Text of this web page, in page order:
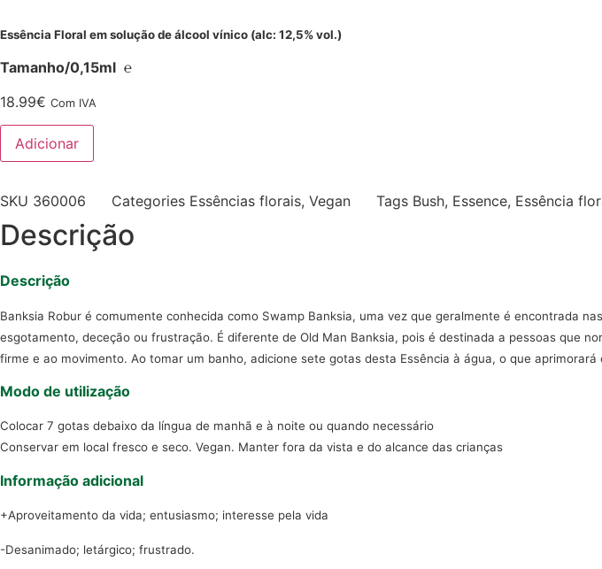
Essência Floral em solução de álcool vínico (alc: 12,5% vol.)
Tamanho/0,15ml ℮
18.99€ Com IVA
Quantidade
de
BANKSIA
Adicionar
SKU 360006 Categories Essências florais, Vegan Tags Bush, Essence, Essência
Descrição
Descrição
Banksia Robur é comumente conhecida como Swamp Banksia, uma vez que geralmente é encontrada
esgotamento, deceção ou frustração. É diferente de Old Man Banksia, pois é destinada a pessoas que
firme e ao movimento. Ao tomar um banho, adicione sete gotas desta Essência à água, o que
Modo de utilização
Colocar 7 gotas debaixo da língua de manhã e à noite ou quando necessário
Conservar em local fresco e seco. Vegan. Manter fora da vista e do alcance das crianças
Informação adicional
+Aproveitamento da vida; entusiasmo; interesse pela vida
-Desanimado; letárgico; frustrado.